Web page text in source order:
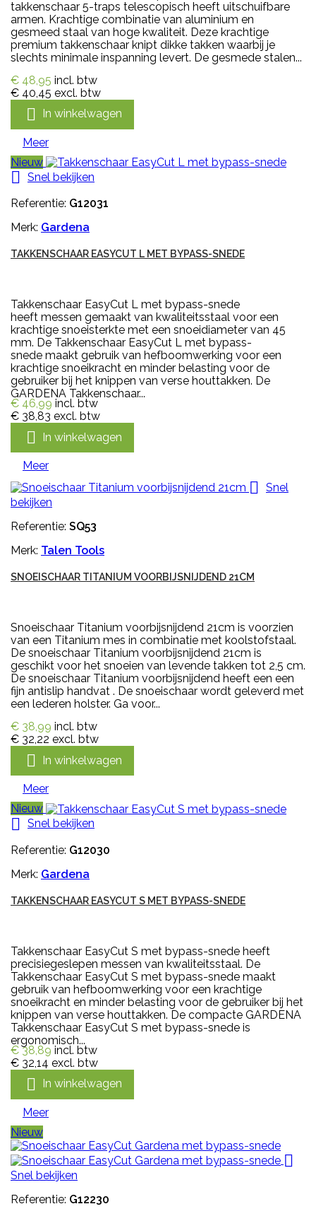
takkenschaar 5-traps telescopisch heeft uitschuifbare
armen. Krachtige combinatie van aluminium en
gesmeed staal van hoge kwaliteit. Deze krachtige
premium takkenschaar knipt dikke takken waarbij je
slechts minimale inspanning levert. De gesmede stalen...
€ 48,95 incl. btw
€ 40,45 excl. btw
 In winkelwagen
Meer
Nieuw

Snel bekijken
Referentie: G12031
Merk: Gardena
TAKKENSCHAAR EASYCUT L MET BYPASS-SNEDE
Takkenschaar EasyCut L met bypass-snede
heeft messen gemaakt van kwaliteitsstaal voor een
krachtige snoeisterkte met een snoeidiameter van 45
mm. De Takkenschaar EasyCut L met bypass-
snede maakt gebruik van hefboomwerking voor een
krachtige snoeikracht en minder belasting voor de
gebruiker bij het knippen van verse houttakken. De
GARDENA Takkenschaar...
€ 46,99 incl. btw
€ 38,83 excl. btw
 In winkelwagen
Meer

Snel
bekijken
Referentie: SQ53
Merk: Talen Tools
SNOEISCHAAR TITANIUM VOORBIJSNIJDEND 21CM
Snoeischaar Titanium voorbijsnijdend 21cm is voorzien
van een Titanium mes in combinatie met koolstofstaal.
De snoeischaar Titanium voorbijsnijdend 21cm is
geschikt voor het snoeien van levende takken tot 2,5 cm.
De snoeischaar Titanium voorbijsnijdend heeft een een
fijn antislip handvat . De snoeischaar wordt geleverd met
een lederen holster. Ga voor...
€ 38,99 incl. btw
€ 32,22 excl. btw
 In winkelwagen
Meer
Nieuw

Snel bekijken
Referentie: G12030
Merk: Gardena
TAKKENSCHAAR EASYCUT S MET BYPASS-SNEDE
Takkenschaar EasyCut S met bypass-snede heeft
precisiegeslepen messen van kwaliteitsstaal. De
Takkenschaar EasyCut S met bypass-snede maakt
gebruik van hefboomwerking voor een krachtige
snoeikracht en minder belasting voor de gebruiker bij het
knippen van verse houttakken. De compacte GARDENA
Takkenschaar EasyCut S met bypass-snede is
ergonomisch...
€ 38,89 incl. btw
€ 32,14 excl. btw
 In winkelwagen
Meer
Nieuw

Snel bekijken
Referentie: G12230